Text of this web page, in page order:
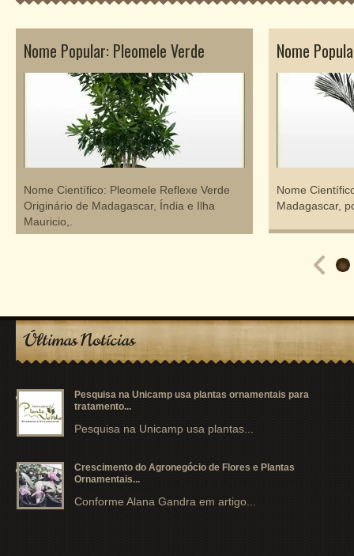
Nome Popular: Pleomele Verde
Nome Científico: Pleomele Reflexe Verde
Originário de Madagascar, Índia e Ilha
Mauricio,.
Nome
Nome
Madagascar,
Últimas Notícias
Pesquisa na Unicamp usa plantas ornamentais para
tratamento...
Pesquisa na Unicamp usa plantas...
Crescimento do Agronegócio de Flores e Plantas
Ornamentais...
Conforme Alana Gandra em artigo...